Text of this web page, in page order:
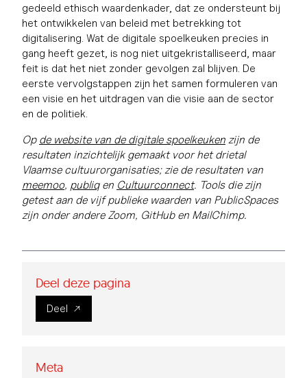
gedeeld ethisch waardenkader, dat ze ondersteunt bij
het ontwikkelen van beleid met betrekking tot
digitalisering. Wat de digitale spoelkeuken precies in
gang heeft gezet, is nog niet uitgekristalliseerd, maar
feit is dat het niet zonder gevolgen zal blijven. De
eerste vervolgstappen zijn het samen formuleren van
een visie en het uitdragen van die visie aan de sector
en de politiek.
Op de website van de digitale spoelkeuken zijn de
resultaten inzichtelijk gemaakt voor het drietal
Vlaamse cultuurorganisaties; zie de resultaten van
meemoo, publiqen Cultuurconnect. Tools die zijn
getest aan de vijf publieke waarden van PublicSpaces
zijn onder andere Zoom, GitHub en MailChimp.
Deel deze pagina
Deel
Meta